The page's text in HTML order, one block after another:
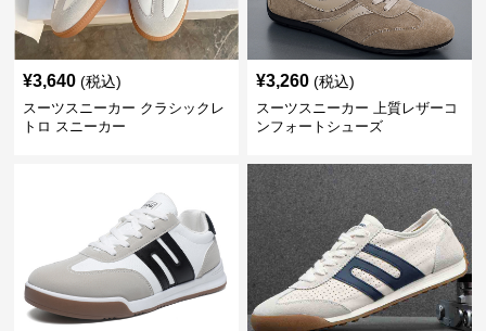
¥3,640 (税込)
スーツスニーカー クラシックレ
トロ スニーカー
¥3,260 (税込)
スーツスニーカー 上質レザーコ
ンフォートシューズ